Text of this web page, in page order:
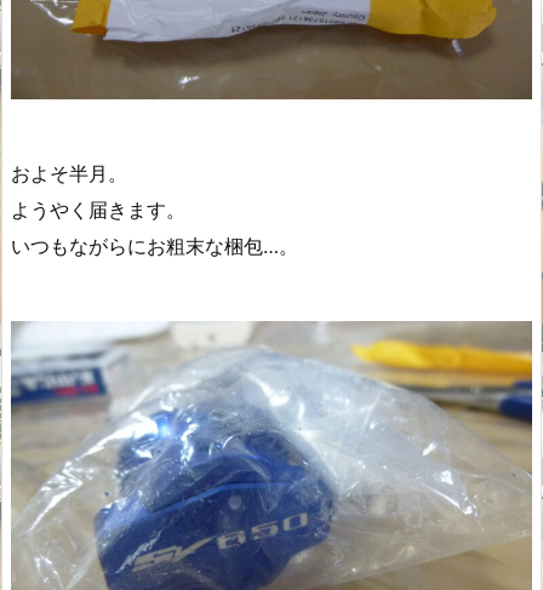
およそ半月。
ようやく届きます。
いつもながらにお粗末な梱包…。